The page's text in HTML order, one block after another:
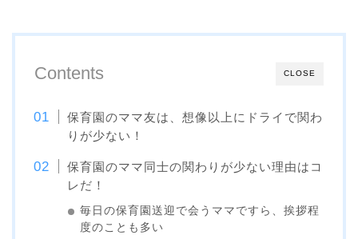
CLOSE
Contents
保育園のママ友は、想像以上にドライで関わ
りが少ない！
保育園のママ同士の関わりが少ない理由はコ
レだ！
毎日の保育園送迎で会うママですら、挨拶程
度のことも多い